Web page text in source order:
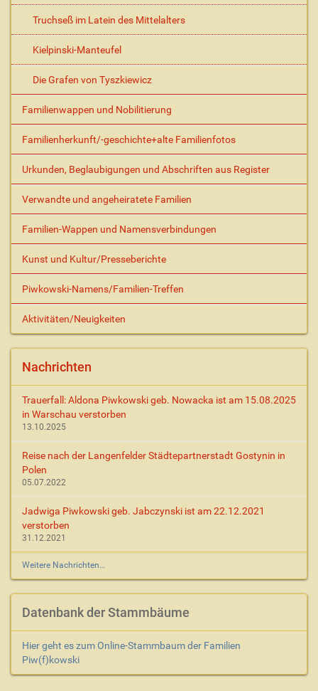
Truchseß im Latein des Mittelalters
Kielpinski-Manteufel
Die Grafen von Tyszkiewicz
Familienwappen und Nobilitierung
Familienherkunft/-geschichte+alte Familienfotos
Urkunden, Beglaubigungen und Abschriften aus Register
Verwandte und angeheiratete Familien
Familien-Wappen und Namensverbindungen
Kunst und Kultur/Presseberichte
Piwkowski-Namens/Familien-Treffen
Aktivitäten/Neuigkeiten
Nachrichten
Trauerfall: Aldona Piwkowski geb. Nowacka ist am 15.08.2025
in Warschau verstorben
13.10.2025
Reise nach der Langenfelder Städtepartnerstadt Gostynin in
Polen
05.07.2022
Jadwiga Piwkowski geb. Jabczynski ist am 22.12.2021
verstorben
31.12.2021
Weitere Nachrichten…
Datenbank der Stammbäume
Hier geht es zum Online-Stammbaum der Familien
Piw(f)kowski